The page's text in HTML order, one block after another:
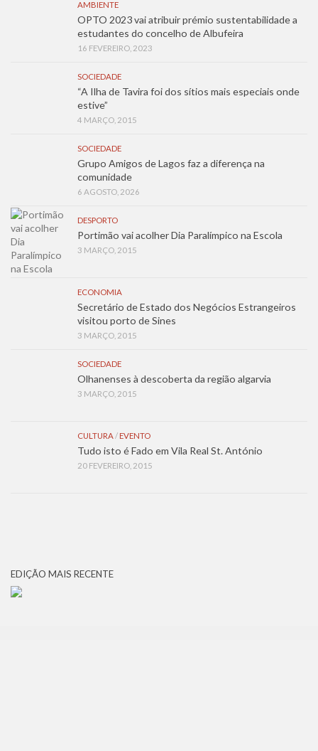
AMBIENTE
OPTO 2023 vai atribuir prémio sustentabilidade a
estudantes do concelho de Albufeira
16 FEVEREIRO, 2023
SOCIEDADE
“A Ilha de Tavira foi dos sítios mais especiais onde
estive”
4 MARÇO, 2015
SOCIEDADE
Grupo Amigos de Lagos faz a diferença na
comunidade
6 AGOSTO, 2026
DESPORTO
Portimão vai acolher Dia Paralímpico na Escola
3 MARÇO, 2015
ECONOMIA
Secretário de Estado dos Negócios Estrangeiros
visitou porto de Sines
3 MARÇO, 2015
SOCIEDADE
Olhanenses à descoberta da região algarvia
3 MARÇO, 2015
CULTURA / EVENTO
Tudo isto é Fado em Vila Real St. António
20 FEVEREIRO, 2015
EDIÇÃO MAIS RECENTE